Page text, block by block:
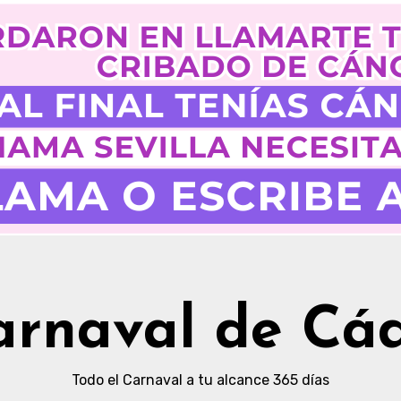
de
Todo el Carnaval a tu alcance 365 días